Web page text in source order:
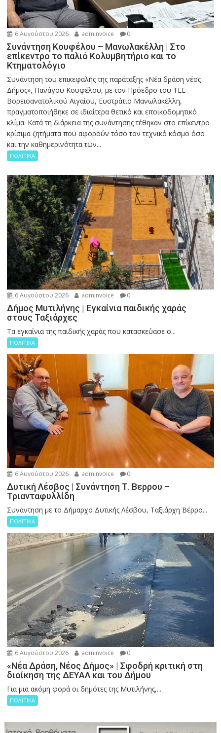
6 Αυγούστου 2026 adminvoice 0
Συνάντηση Κουφέλου – Μανωλακέλλη | Στο
επίκεντρο το παλιό Κολυμβητήριο και το
Κτηματολόγιο
Συνάντηση του επικεφαλής της παράταξης «Νέα δράση νέος
Δήμος», Πανάγου Κουφέλου, με τον Πρόεδρο του ΤΕΕ
Βορειοανατολικού Αιγαίου, Ευστράτιο Μανωλακέλλη,
πραγματοποιήθηκε σε ιδιαίτερα θετικό και εποικοδομητικό
κλίμα. Κατά τη διάρκεια της συνάντησης τέθηκαν στο επίκεντρο
κρίσιμα ζητήματα που αφορούν τόσο τον τεχνικό κόσμο όσο
και την καθημερινότητα των...
ΠΟΛΙΤΙΚΑ
6 Αυγούστου 2026 adminvoice 0
Δήμος Μυτιλήνης | Εγκαίνια παιδικής χαράς
στους Ταξιάρχες
Tα εγκαίνια της παιδικής χαράς που κατασκεύασε ο...
ΠΟΛΙΤΙΚΑ
6 Αυγούστου 2026 adminvoice 0
Δυτική Λέσβος | Συνάντηση Τ. Βερρου –
Τριανταφυλλίδη
Συνάντηση με το Δήμαρχο Δυτικής Λέσβου, Ταξιάρχη Βέρρο...
ΠΟΛΙΤΙΚΑ
6 Αυγούστου 2026 adminvoice 0
«Νέα Δράση, Νέος Δήμος» | Σφοδρή κριτική στη
διοίκηση της ΔΕΥΑΛ και του Δήμου
Για μια ακόμη φορά οι δημότες της Μυτιλήνης,...
ΠΟΛΙΤΙΚΑ